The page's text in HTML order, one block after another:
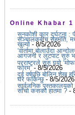
Online Khabar 1
सुनकोशी कार दुर्घटना :
सञ्चालकबीच सहमति,
खुल्यो - 8/5/2026
‘वार्तामा बोलाउँदा
आगजनी र लुटपाट सुरु
परराष्ट्रले सुरु गर्‍यो
फोरम’- 8/5/2026
दुई वर्षपछि बोलिन शेख
घर फर्किन्छु- 8/5/2026
सार्वजनिक पुस्तकालयको
साँचो कसको हातमा ? -